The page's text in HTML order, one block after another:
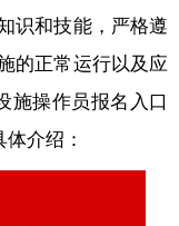
识和技能，严格遵
的正常运行以及应
施操作员报名入口
介绍：